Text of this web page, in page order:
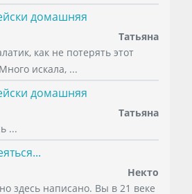
домашняя
Татьяна
как не потерять этот
искала, ...
домашняя
Татьяна
...
Некто
здесь написано. Вы в 21 веке